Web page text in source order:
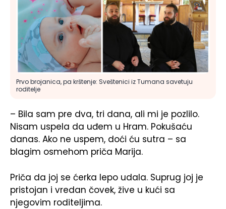
Prvo brojanica, pa krštenje: Sveštenici iz Tumana savetuju
roditelje
– Bila sam pre dva, tri dana, ali mi je pozlilo.
Nisam uspela da uđem u Hram. Pokušaću
danas. Ako ne uspem, doći ću sutra – sa
blagim osmehom priča Marija.
Priča da joj se ćerka lepo udala. Suprug joj je
pristojan i vredan čovek, žive u kući sa
njegovim roditeljima.